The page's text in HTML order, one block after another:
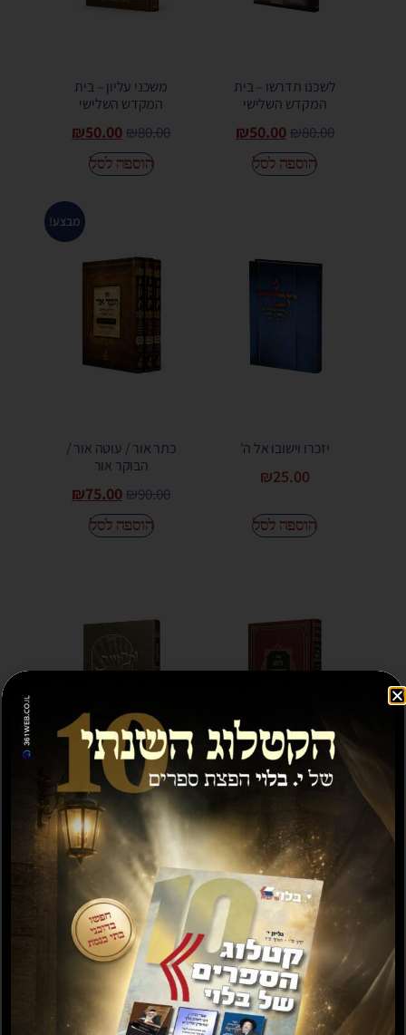
לשכנו תדרשו – בית
המקדש השלישי
₪80.00
₪50.00
הוספה לסל
משכני עליון – בית
המקדש השלישי
₪80.00
₪50.00
הוספה לסל
יזכרו וישובו אל ה'
₪25.00
הוספה לסל
מבצע!
כתר אור / עוטה אור /
הבוקר אור
₪90.00
₪75.00
הוספה לסל
לקט רשימות – בעניני
בית המקדש
₪20.00
הוספה לסל
ותחזינה
₪ 25.00
הוספה לסל
מבצע!